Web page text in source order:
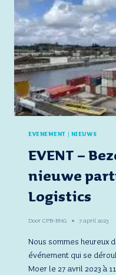
OF
SUSTAINABLE
AQUAPONIC
FARMS”
EVENEMENT NIEUWS
EVENT –
nieuwe
Logistics
Door CPB-BHG 7 april 2023
Nous sommes heureux
événement qui se
Moer le 27 avril 2023 à